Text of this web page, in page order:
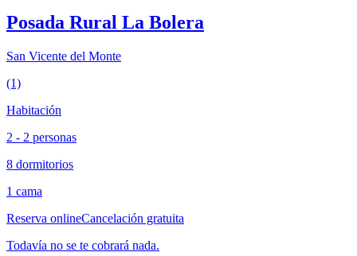
Posada Rural La Bolera
San Vicente del Monte
(1)
Habitación
2 - 2 personas
8 dormitorios
1 cama
Reserva onlineCancelación gratuita
Todavía no se te cobrará nada.